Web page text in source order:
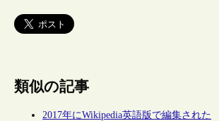
類似の記事
2017年にWikipedia英語版で編集された